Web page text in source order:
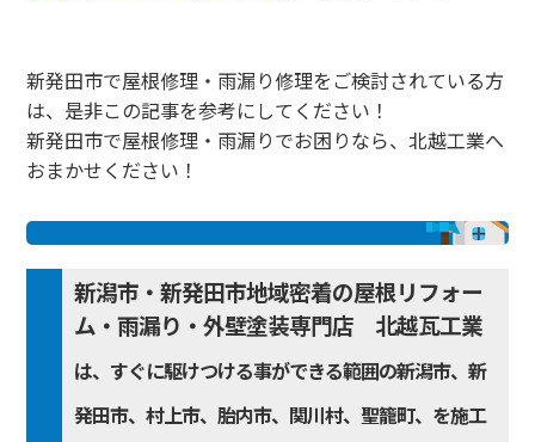
新発田市で屋根修理・雨漏り修理をご検討されている方
は、是非この記事を参考にしてください！
新発田市で屋根修理・雨漏りでお困りなら、北越工業へ
おまかせください！
新潟市・新発田市地域密着の屋根リフォー
ム・雨漏り・外壁塗装専門店 北越瓦工業
は、すぐに駆けつける事ができる範囲の新潟市、新
発田市、村上市、胎内市、関川村、聖籠町、を施工